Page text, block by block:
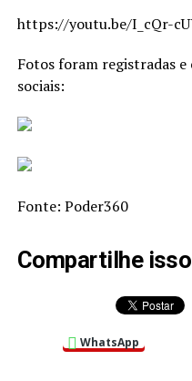
https://youtu.be/I_cQr-
Fotos foram registradas
sociais:
Fonte: Poder360
Compartilhe
WhatsApp